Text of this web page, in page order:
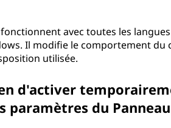
avec toutes les
Il modifie le comportement du
utilisée.
d'activer
paramètres du